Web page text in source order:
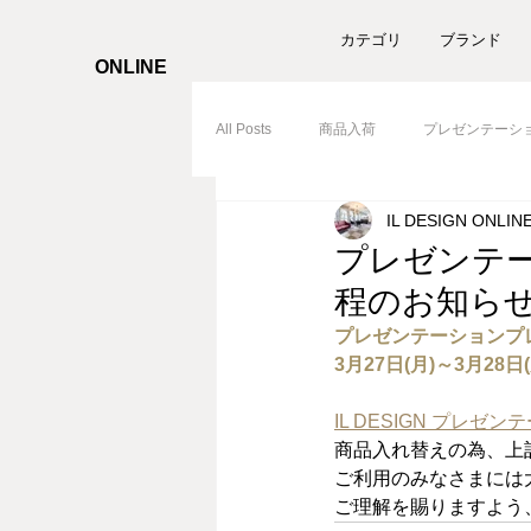
ONLINE
カテゴリ ブランド
All Posts 商品入荷 プレゼンテーシ
プレゼンテ
程のお知ら
IL DESIGN
プレゼンテーション
3月27日(月)～3月28日
IL DESIGN プレゼン
商品入れ替えの為、
ご利用のみなさまに
ご理解を賜りますよ